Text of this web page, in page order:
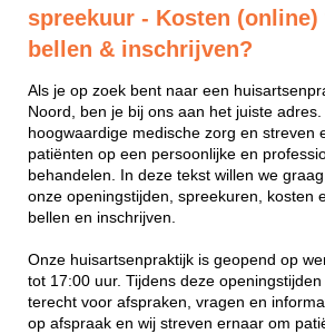
spreekuur - Kosten
bellen & inschrijven?
Als je op zoek bent naar een
Noord, ben je bij ons aan het juiste adres.
hoogwaardige medische zorg en streven
patiënten op een persoonlijke en
behandelen. In deze tekst willen we
onze openingstijden, spreekuren, kosten
bellen en inschrijven.
Onze huisartsenpraktijk is geopend op
tot 17:00 uur. Tijdens deze
terecht voor afspraken, vragen en
op afspraak en wij streven ernaar om